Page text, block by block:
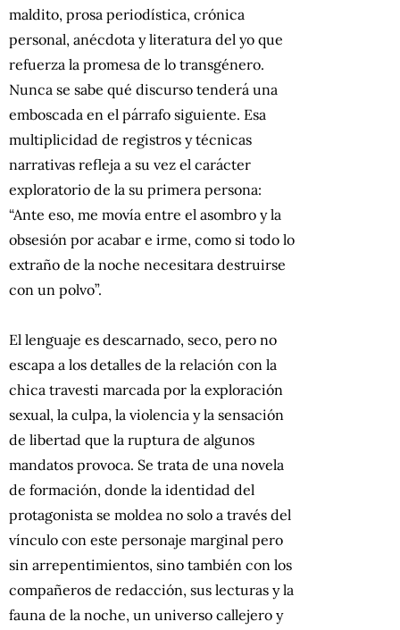
maldito, prosa periodística, crónica
personal, anécdota y literatura del yo que
refuerza la promesa de lo transgénero.
Nunca se sabe qué discurso tenderá una
emboscada en el párrafo siguiente. Esa
multiplicidad de registros y técnicas
narrativas refleja a su vez el carácter
exploratorio de la su primera persona:
“Ante eso, me movía entre el asombro y la
obsesión por acabar e irme, como si todo lo
extraño de la noche necesitara destruirse
con un polvo”.
El lenguaje es descarnado, seco, pero no
escapa a los detalles de la relación con la
chica travesti marcada por la exploración
sexual, la culpa, la violencia y la sensación
de libertad que la ruptura de algunos
mandatos provoca. Se trata de una novela
de formación, donde la identidad del
protagonista se moldea no solo a través del
vínculo con este personaje marginal pero
sin arrepentimientos, sino también con los
compañeros de redacción, sus lecturas y la
fauna de la noche, un universo callejero y